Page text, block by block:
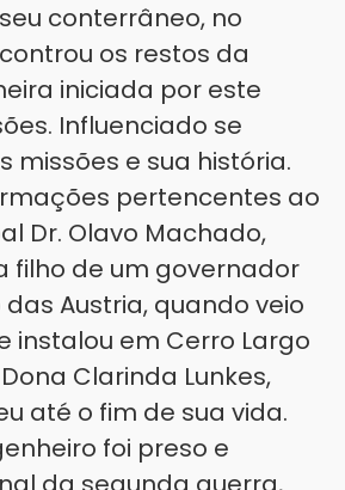
conterrâneo, no
os restos da
iniciada por este
Influenciado se
missões e sua história.
pertencentes ao
Dr. Olavo Machado,
filho de um governador
das Austria, quando veio
instalou em Cerro Largo
Clarinda Lunkes,
até o fim de sua vida.
foi preso e